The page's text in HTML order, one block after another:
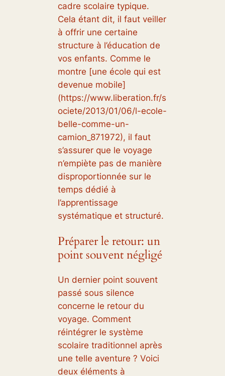
cadre scolaire typique.
Cela étant dit, il faut veiller
à offrir une certaine
structure à l’éducation de
vos enfants. Comme le
montre [une école qui est
devenue mobile]
(https://www.liberation.fr/s
ociete/2013/01/06/l-ecole-
belle-comme-un-
camion_871972), il faut
s’assurer que le voyage
n’empiète pas de manière
disproportionnée sur le
temps dédié à
l’apprentissage
systématique et structuré.
Préparer le retour: un
point souvent négligé
Un dernier point souvent
passé sous silence
concerne le retour du
voyage. Comment
réintégrer le système
scolaire traditionnel après
une telle aventure ? Voici
deux éléments à